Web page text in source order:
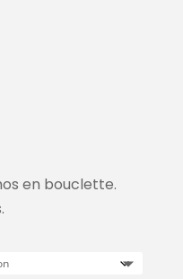
en bouclette.